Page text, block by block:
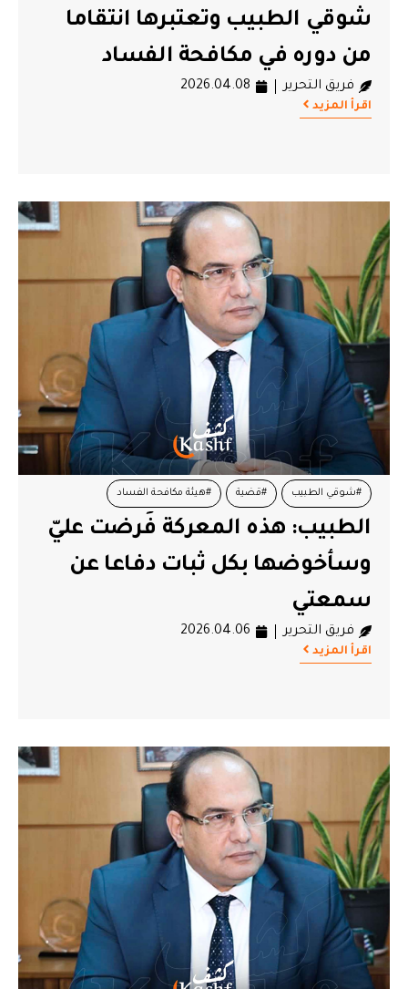
شوقي الطبيب وتعتبرها انتقاما
من دوره في مكافحة الفساد
فريق التحرير 2026.04.08
اقرأ المزيد
#شوقي الطبيب #قضية #هيئة مكافحة الفساد
الطبيب: هذه المعركة فُرضت عليّ
وسأخوضها بكل ثبات دفاعا عن
سمعتي
فريق التحرير 2026.04.06
اقرأ المزيد